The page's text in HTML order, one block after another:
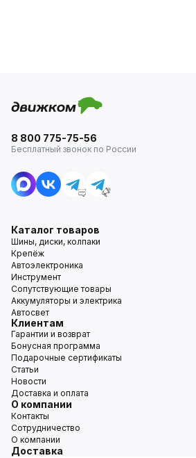
8 800 775-75-56
Бесплатный звонок по России
Каталог товаров
Шины, диски, колпаки
Крепёж
Автоэлектроника
Инструмент
Сопутствующие товары
Аккумуляторы и электрика
Автосвет
Клиентам
Гарантии и возврат
Бонусная программа
Подарочные сертификаты
Статьи
Новости
Доставка и оплата
О компании
Контакты
Сотрудничество
О компании
Доставка